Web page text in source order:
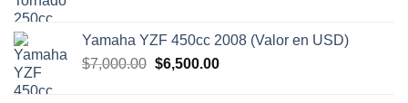
era:
$4,000.00.
es:
$3,500.00.
Yamaha YZF 450cc 2008 (Valor en USD)
$7,000.00 El
$6,500.00El